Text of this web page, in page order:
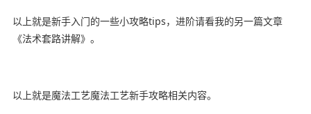
以上就是新手入门的一些小攻略tips，进阶请看我的另一篇文章
《法术套路讲解》。
以上就是魔法工艺魔法工艺新手攻略相关内容。